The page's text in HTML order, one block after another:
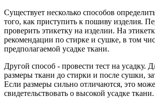
Существует несколько способов
того, как приступить к пошиву изделия.
проверить этикетку на изделии. На
рекомендации по стирке и сушке, в том
предполагаемой усадке ткани.
Другой способ - провести тест на усадку.
размеры ткани до стирки и после сушки,
Если размеры сильно отличаются, это
свидетельствовать о высокой усадке ткани.